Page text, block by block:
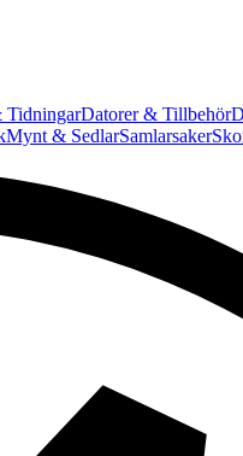
TidningarDatorer & Tillbehör
Mynt & SedlarSamlarsaker